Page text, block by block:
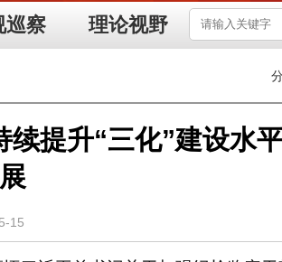
巡察 理论视野
提升“三化”建设水
15